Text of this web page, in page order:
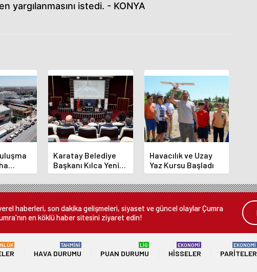
yargılanmasını istedi. - KONYA
Karatay Belediye
Başkanı Kılca Yeni
Projeleri Açıkladı
Havacılık ve Uzay
Yaz Kursu Başladı
haberleri, son dakika gelişmeleri, siyaset ve güncel olaylar Çumra
en köklü haber sitesini ziyaret edin!
HAVA DURUMU
TAHMİNİ
PUAN DURUMU
LİG
HISSELER
EKONOMİ
PARITELER
EKONOMİ